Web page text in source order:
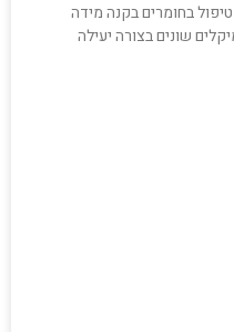
בחומרים בקנה מידה
שונים בצורה יעילה